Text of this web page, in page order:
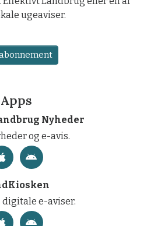
ugeaviser.
Apps
Nyheder
og e-avis.
digitale e-aviser.